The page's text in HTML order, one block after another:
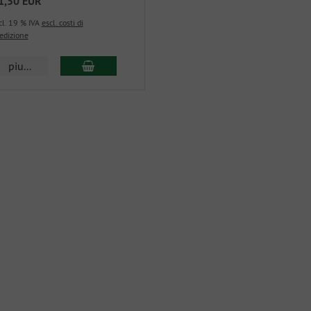
19 % IVA escl. costi di
piu...